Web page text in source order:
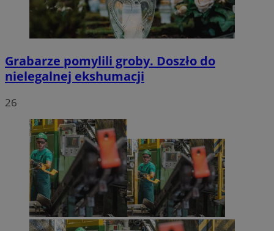
Grabarze pomylili groby. Doszło do
nielegalnej ekshumacji
26